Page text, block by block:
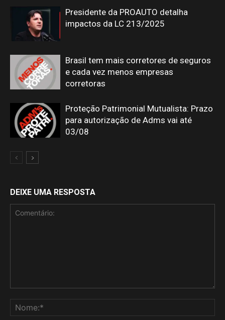
Presidente da PROAUTO detalha
impactos da LC 213/2025
Brasil tem mais corretores de seguros
e cada vez menos empresas
corretoras
Proteção Patrimonial Mutualista: Prazo
para autorização de Adms vai até
03/08
DEIXE UMA RESPOSTA